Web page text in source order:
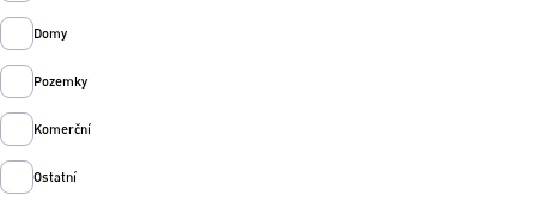
Domy
Pozemky
Komerční
Ostatní